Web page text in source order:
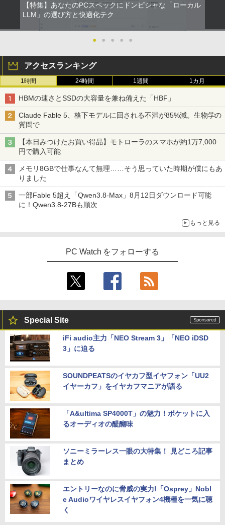
【特集】あなたのPCスペックにドンピシャな「ローカル
LLM」の選び方と快適化テク
● ● ● ● ●
アクセスランキング
1時間 24時間 1週間 1カ月
HBMの速さとSSDの大容量を兼ね備えた「HBF」
Claude Fable 5、格下モデルに回される不満が85%減。生物学の
質問で
【本日みつけたお買い得品】モトローラのスマホが約1万7,000
円で購入可能
メモリ8GBで仕事なんて無理……そう思っていた時期が僕にもあ
りました
一部Fable 5超え「Qwen3.8-Max」8月12日ダウンロード可能
に！Qwen3.8-27Bも順次
もっと見る
PC Watch をフォローする
Special Site
iFi audio主力「NEO Stream 3」「NEO iDSD
3」に迫る
SOUNDPEATSのイヤカフ型イヤフォン「UU2
イヤーカフ」をイヤカフマニアが語る
「A&ultima SP4000T」の魅力！ポケットに入
るオーディオの醍醐味
ソニーミラーレス一眼の大特集！ 見どころ記事
まとめ
エントリーなのに脅威の実力!「Osprey」Nobl
e Audioワイヤレスイヤフォン4機種を一気に聴
く